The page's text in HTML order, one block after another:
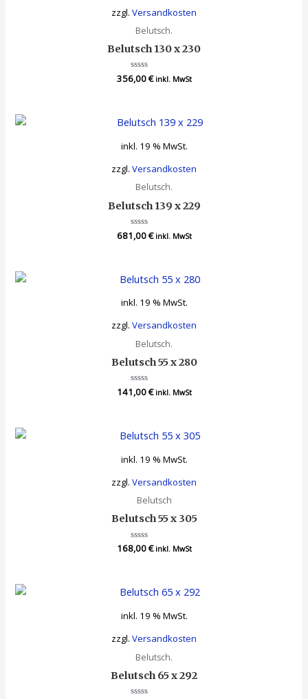
zzgl. Versandkosten
Belutsch.
Belutsch 130 x 230
Bewertet
mit
356,00€ inkl. MwSt
inkl. 19 % MwSt.
zzgl. Versandkosten
Belutsch.
Belutsch 139 x 229
Bewertet
mit
681,00€ inkl. MwSt
inkl. 19 % MwSt.
zzgl. Versandkosten
Belutsch.
Belutsch 55 x 280
Bewertet
mit
141,00€ inkl. MwSt
inkl. 19 % MwSt.
zzgl. Versandkosten
Belutsch
Belutsch 55 x 305
Bewertet
mit
168,00€ inkl. MwSt
inkl. 19 % MwSt.
zzgl. Versandkosten
Belutsch.
Belutsch 65 x 292